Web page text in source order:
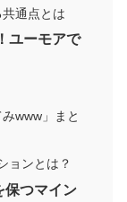
通点とは
ユーモアで
www」まと
ョンとは？
保つマイン